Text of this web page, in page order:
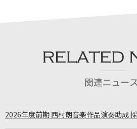
2026年度前期 西村朗音楽作品演奏助成